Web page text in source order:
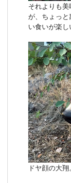
それよりも
が、ちょっ
い食いが楽し
ドヤ顔の大